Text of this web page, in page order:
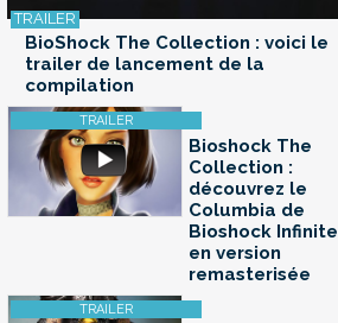
BioShock The Collection : voici le
trailer de lancement de la
compilation
Bioshock The
Collection :
découvrez le
Columbia de
Bioshock Infinite
en version
remasterisée